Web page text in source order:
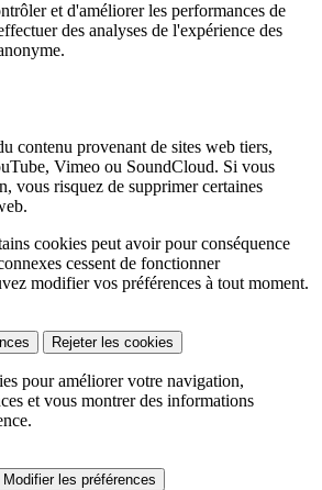
et d'améliorer les performances de
des analyses de l'expérience des
contenu provenant de sites web tiers,
Vimeo ou SoundCloud. Si vous
vous risquez de supprimer certaines
cookies peut avoir pour conséquence
cessent de fonctionner
modifier vos préférences à tout moment.
Rejeter les cookies
pour améliorer votre navigation,
et vous montrer des informations
Modifier les préférences